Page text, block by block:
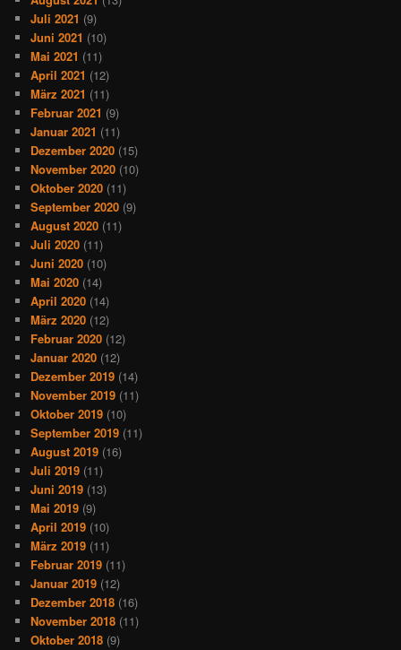
Juli 2021 (9)
Juni 2021 (10)
Mai 2021 (11)
April 2021 (12)
März 2021 (11)
Februar 2021 (9)
Januar 2021 (11)
Dezember 2020 (15)
November 2020 (10)
Oktober 2020 (11)
September 2020 (9)
August 2020 (11)
Juli 2020 (11)
Juni 2020 (10)
Mai 2020 (14)
April 2020 (14)
März 2020 (12)
Februar 2020 (12)
Januar 2020 (12)
Dezember 2019 (14)
November 2019 (11)
Oktober 2019 (10)
September 2019 (11)
August 2019 (16)
Juli 2019 (11)
Juni 2019 (13)
Mai 2019 (9)
April 2019 (10)
März 2019 (11)
Februar 2019 (11)
Januar 2019 (12)
Dezember 2018 (16)
November 2018 (11)
Oktober 2018 (9)